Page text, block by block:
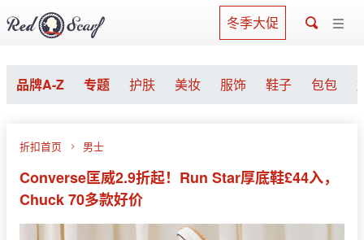
冬季大促
品牌A-Z 专题 护肤 美妆 服饰 鞋子 包包
折扣首页 男士
Converse匡威2.9折起！Run Star厚底鞋£44入，
Chuck 70多款好价